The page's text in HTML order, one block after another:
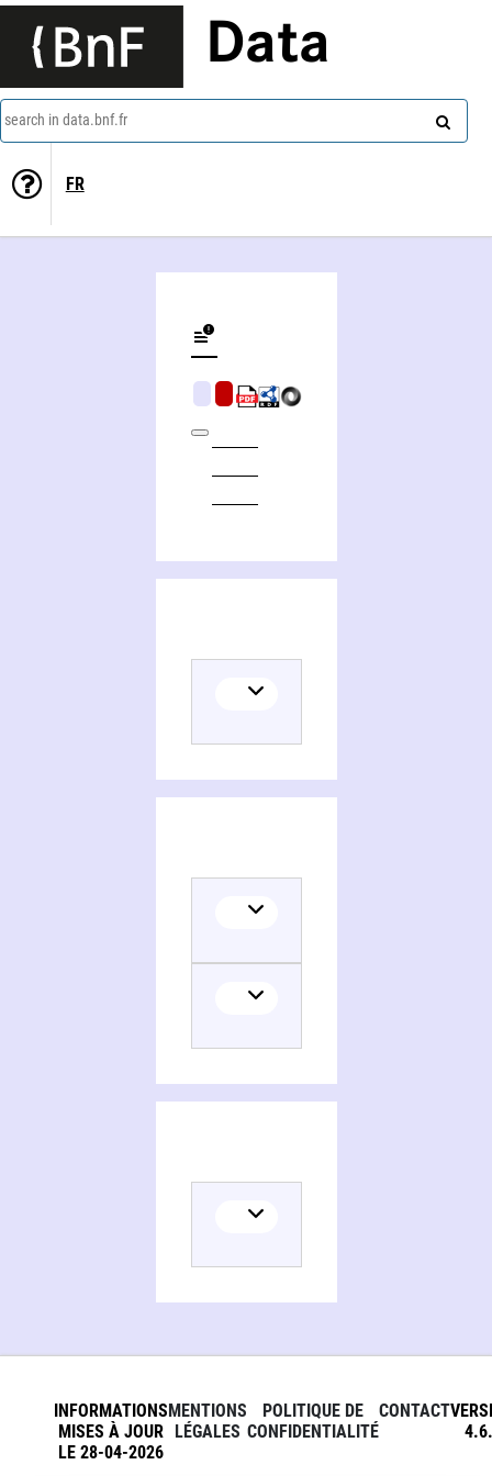
Data
search in data.bnf.fr
FR
INFORMATIONS
MISES À JOUR
LE 28-04-2026
MENTIONS
LÉGALES
POLITIQUE DE
CONFIDENTIALITÉ
CONTACT